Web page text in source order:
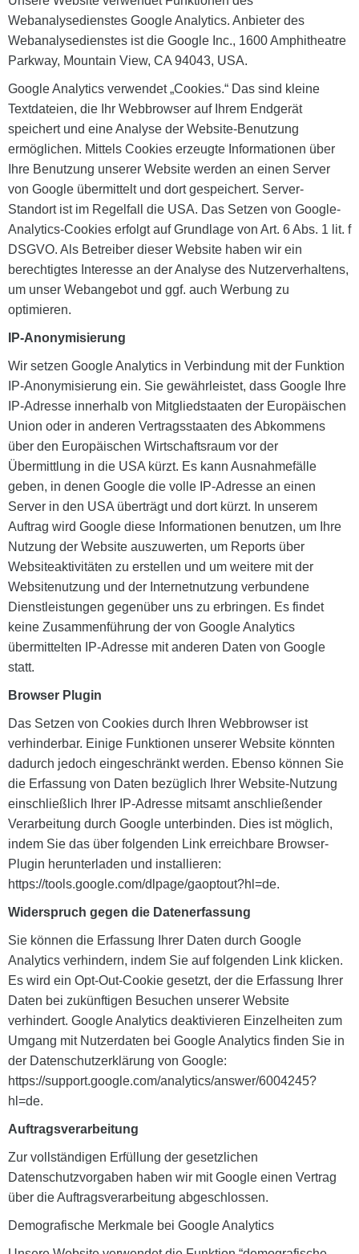
Webanalysedienstes Google Analytics. Anbieter des
Webanalysedienstes ist die Google Inc., 1600 Amphitheatre
Parkway, Mountain View, CA 94043, USA.
Google Analytics verwendet „Cookies.“ Das sind kleine
Textdateien, die Ihr Webbrowser auf Ihrem Endgerät
speichert und eine Analyse der Website-Benutzung
ermöglichen. Mittels Cookies erzeugte Informationen über
Ihre Benutzung unserer Website werden an einen Server
von Google übermittelt und dort gespeichert. Server-
Standort ist im Regelfall die USA. Das Setzen von Google-
Analytics-Cookies erfolgt auf Grundlage von Art. 6 Abs. 1 lit. f
DSGVO. Als Betreiber dieser Website haben wir ein
berechtigtes Interesse an der Analyse des Nutzerverhaltens,
um unser Webangebot und ggf. auch Werbung zu
optimieren.
IP-Anonymisierung
Wir setzen Google Analytics in Verbindung mit der Funktion
IP-Anonymisierung ein. Sie gewährleistet, dass Google Ihre
IP-Adresse innerhalb von Mitgliedstaaten der Europäischen
Union oder in anderen Vertragsstaaten des Abkommens
über den Europäischen Wirtschaftsraum vor der
Übermittlung in die USA kürzt. Es kann Ausnahmefälle
geben, in denen Google die volle IP-Adresse an einen
Server in den USA überträgt und dort kürzt. In unserem
Auftrag wird Google diese Informationen benutzen, um Ihre
Nutzung der Website auszuwerten, um Reports über
Websiteaktivitäten zu erstellen und um weitere mit der
Websitenutzung und der Internetnutzung verbundene
Dienstleistungen gegenüber uns zu erbringen. Es findet
keine Zusammenführung der von Google Analytics
übermittelten IP-Adresse mit anderen Daten von Google
statt.
Browser Plugin
Das Setzen von Cookies durch Ihren Webbrowser ist
verhinderbar. Einige Funktionen unserer Website könnten
dadurch jedoch eingeschränkt werden. Ebenso können Sie
die Erfassung von Daten bezüglich Ihrer Website-Nutzung
einschließlich Ihrer IP-Adresse mitsamt anschließender
Verarbeitung durch Google unterbinden. Dies ist möglich,
indem Sie das über folgenden Link erreichbare Browser-
Plugin herunterladen und installieren:
https://tools.google.com/dlpage/gaoptout?hl=de.
Widerspruch gegen die Datenerfassung
Sie können die Erfassung Ihrer Daten durch Google
Analytics verhindern, indem Sie auf folgenden Link klicken.
Es wird ein Opt-Out-Cookie gesetzt, der die Erfassung Ihrer
Daten bei zukünftigen Besuchen unserer Website
verhindert. Google Analytics deaktivieren Einzelheiten zum
Umgang mit Nutzerdaten bei Google Analytics finden Sie in
der Datenschutzerklärung von Google:
https://support.google.com/analytics/answer/6004245?
hl=de.
Auftragsverarbeitung
Zur vollständigen Erfüllung der gesetzlichen
Datenschutzvorgaben haben wir mit Google einen Vertrag
über die Auftragsverarbeitung abgeschlossen.
Demografische Merkmale bei Google Analytics